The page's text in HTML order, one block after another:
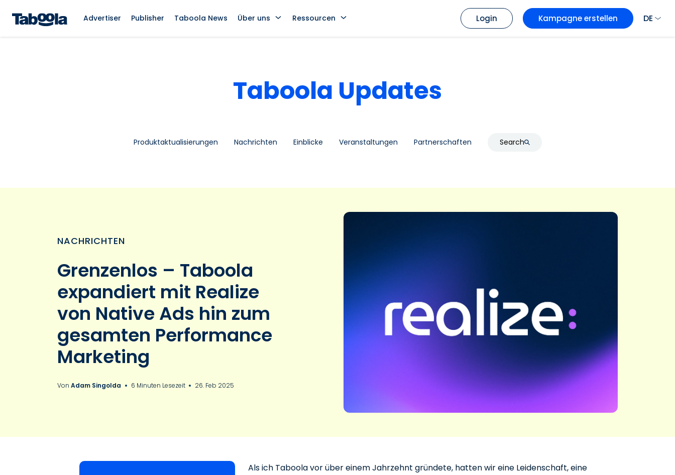
Advertiser Publisher Taboola News Über uns Ressourcen Login Kampagne erstellen DE
Taboola Updates
Produktaktualisierungen Nachrichten Einblicke Veranstaltungen Partnerschaften Search
NACHRICHTEN
Grenzenlos – Taboola
expandiert mit Realize
von Native Ads hin zum
gesamten Performance
Marketing
Von Adam Singolda 6 Minuten Lesezeit 26. Feb 2025
Als ich Taboola vor über einem Jahrzehnt gründete, hatten wir eine Leidenschaft, eine